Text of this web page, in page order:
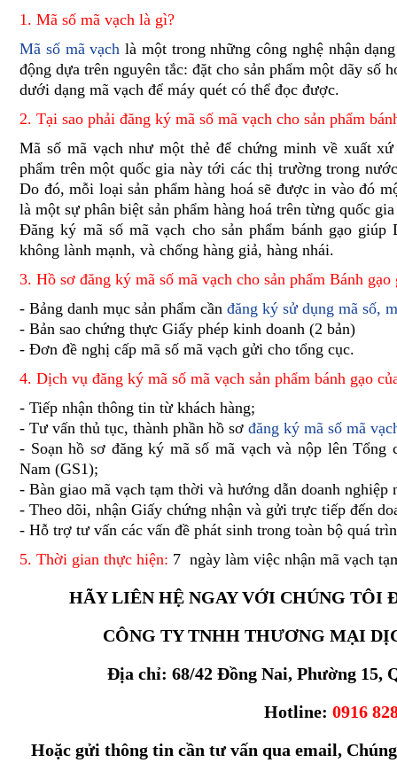
1. Mã số mã vạch là gì?
Mã số mã vạch là một trong những công nghệ nhận
động dựa trên nguyên tắc: đặt cho sản phẩm một dãy số
dưới dạng mã vạch để máy quét có thể đọc được.
2. Tại sao phải đăng ký mã số mã vạch cho sản phẩm
Mã số mã vạch như một thẻ để chứng minh về xuất
phẩm trên một quốc gia này tới các thị trường trong
Do đó, mỗi loại sản phẩm hàng hoá sẽ được in vào đó
là một sự phân biệt sản phẩm hàng hoá trên từng quốc
Đăng ký mã số mã vạch cho sản phẩm bánh gạo giúp
không lành mạnh, và chống hàng giả, hàng nhái.
3. Hồ sơ đăng ký mã số mã vạch cho sản phẩm Bánh
- Bảng danh mục sản phẩm cần đăng ký sử dụng mã số,
- Bản sao chứng thực Giấy phép kinh doanh (2 bản)
- Đơn đề nghị cấp mã số mã vạch gửi cho tổng cục.
4. Dịch vụ đăng ký mã số mã vạch sản phẩm bánh gạo
- Tiếp nhận thông tin từ khách hàng;
- Tư vấn thủ tục, thành phần hồ sơ đăng ký mã số mã
- Soạn hồ sơ đăng ký mã số mã vạch và nộp lên
Nam (GS1);
- Bàn giao mã vạch tạm thời và hướng dẫn doanh nghiệp
- Theo dõi, nhận Giấy chứng nhận và gửi trực tiếp đến
- Hỗ trợ tư vấn các vấn đề phát sinh trong toàn bộ quá
5. Thời gian thực hiện: 7 ngày làm việc nhận mã vạch
HÃY LIÊN HỆ NGAY VỚI CHÚNG TÔI
CÔNG TY TNHH THƯƠNG MẠI
Địa chỉ: 68/42 Đồng Nai, Phường 15,
Hotline:0916
Hoặc gửi thông tin cần tư vấn qua email,